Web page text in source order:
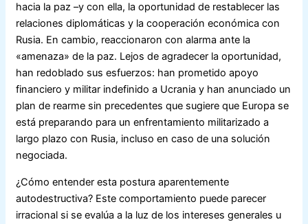
hacia la paz –y con ella, la oportunidad de restablecer las
relaciones diplomáticas y la cooperación económica con
Rusia. En cambio, reaccionaron con alarma ante la
«amenaza» de la paz. Lejos de agradecer la oportunidad,
han redoblado sus esfuerzos: han prometido apoyo
financiero y militar indefinido a Ucrania y han anunciado un
plan de rearme sin precedentes que sugiere que Europa se
está preparando para un enfrentamiento militarizado a
largo plazo con Rusia, incluso en caso de una solución
negociada.
¿Cómo entender esta postura aparentemente
autodestructiva? Este comportamiento puede parecer
irracional si se evalúa a la luz de los intereses generales u